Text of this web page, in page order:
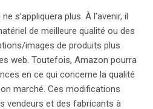
s’appliquera plus. À l’avenir, il
de meilleure qualité ou des
images de produits plus
web. Toutefois, Amazon pourra
en ce qui concerne la qualité
marché. Ces modifications
vendeurs et des fabricants à